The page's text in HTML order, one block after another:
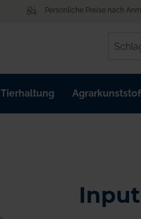
Persönliche Preise nach
Tierhaltung